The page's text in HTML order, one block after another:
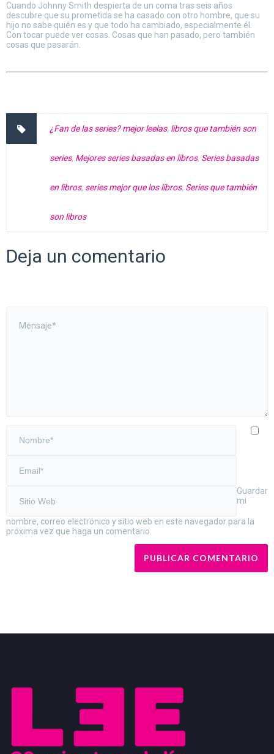
Cuando Johnny Smith despierta de un coma tras seis años
descubre que su prometida se ha casado con otro hombre, que su
hijo no sabe quién es y que todo ha cambiado, especialmente él.
Con tocar puede ver cosas. Cosas que han pasado, pero también
cosas que pasarán.
¿Fan de las series? mejor leelas, libros que también son
series, Mejores series basadas en libros, Series basadas
en libros, series mejor que los libros, Series que también
son libros
Deja un comentario
Guardar
mi
nombre, correo electrónico y sitio web en este navegador para la
próxima vez que haga un comentario.